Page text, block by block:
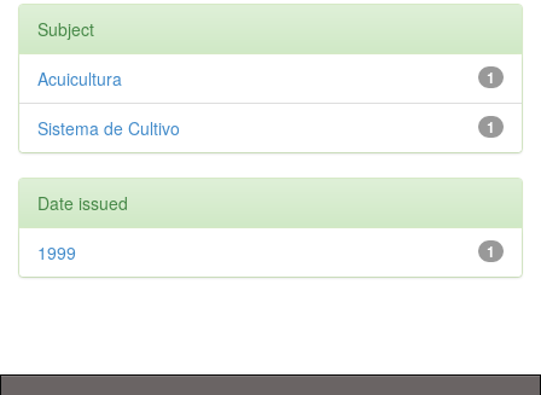
Subject
1
Acuicultura
1
Sistema de Cultivo
Date issued
1
1999